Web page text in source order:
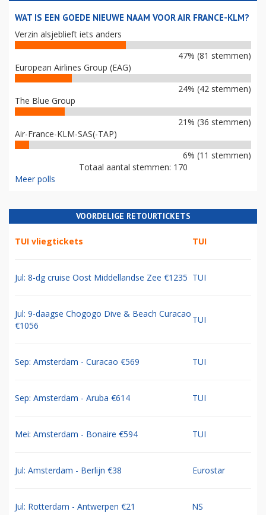
WAT IS EEN GOEDE NIEUWE NAAM VOOR AIR FRANCE-KLM?
Verzin alsjeblieft iets anders
47% (81 stemmen)
European Airlines Group (EAG)
24% (42 stemmen)
The Blue Group
21% (36 stemmen)
Air-France-KLM-SAS(-TAP)
6% (11 stemmen)
Totaal aantal stemmen: 170
Meer polls
VOORDELIGE RETOURTICKETS
TUI vliegtickets TUI
Jul: 8-dg cruise Oost Middellandse Zee €1235 TUI
Jul: 9-daagse Chogogo Dive & Beach Curacao
€1056
TUI
Sep: Amsterdam - Curacao €569 TUI
Sep: Amsterdam - Aruba €614 TUI
Mei: Amsterdam - Bonaire €594 TUI
Jul: Amsterdam - Berlijn €38 Eurostar
Jul: Rotterdam - Antwerpen €21 NS